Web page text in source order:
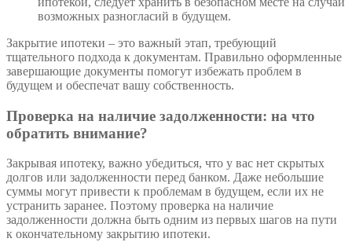
возможных разногласий в будущем.
Закрытие ипотеки – это важный этап, требующий
тщательного подхода к документам. Правильно оформленные
завершающие документы помогут избежать проблем в
будущем и обеспечат вашу собственность.
Проверка на наличие задолженности: на что
обратить внимание?
Закрывая ипотеку, важно убедиться, что у вас нет скрытых
долгов или задолженности перед банком. Даже небольшие
суммы могут привести к проблемам в будущем, если их не
устранить заранее. Поэтому проверка на наличие
задолженности должна быть одним из первых шагов на пути
к окончательному закрытию ипотеки.